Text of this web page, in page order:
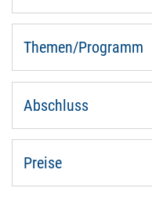
Themen/Programm
Abschluss
Preise